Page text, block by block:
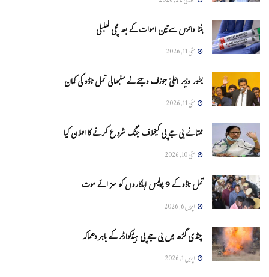
ہنتا وائرس سےتین اموات کے بعد مچی کھلبلی
مئی 11, 2026
بطور وزیر اعلیٰ جوزف وجئے نے سنبھالی تمل ناڈو کی کمان
مئی 11, 2026
ممتا نے بی جے پی کیخلاف جنگ شروع کرنے کا اعلان کیا
مئی 10, 2026
تمل ناڈو کے 9 پولیس اہلکاروں کو سزائے موت
اپریل 6, 2026
چنڈی گڑھ میں بی جے پی ہیڈکوارٹر کے باہر دھماکہ
اپریل 1, 2026